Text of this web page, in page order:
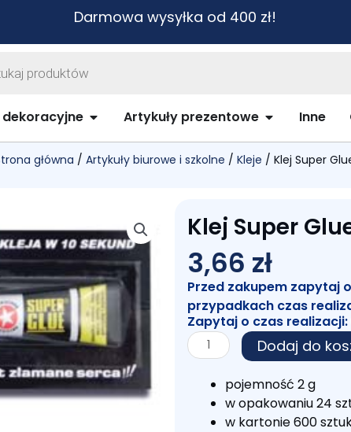
Darmowa wysyłka od 400 zł!
i szkolne
dekoracyjne Open Artykuły dekoracyjne
Artykuły prezentowe OpenInne
główna / Artykuły biurowe i szkolne / Kleje / Klej Super
Klej Super
3,66 zł
Przed zakupem zapytaj
przypadkach czas
Zapytaj o czas realizacji:
ilość
Klej
Dodaj do
pojemność 2 g
w opakowaniu 24
w kartonie 600